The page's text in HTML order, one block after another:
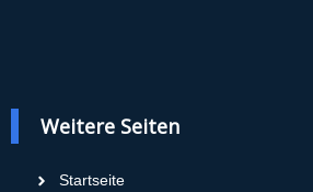
Weitere Seiten
Startseite